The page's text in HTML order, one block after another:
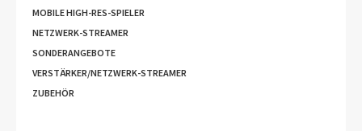
MOBILE HIGH-RES-SPIELER
NETZWERK-STREAMER
SONDERANGEBOTE
VERSTÄRKER/NETZWERK-STREAMER
ZUBEHÖR